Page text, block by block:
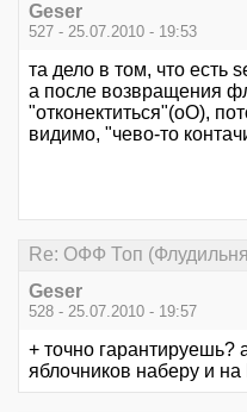
Geser
527 - 25.07.2010 - 19:53
та дело в том, что есть
а после возвращения
"отконектиться"(оО),
видимо, "чево-то
Re: ОФФ Топ
Geser
528 - 25.07.2010 - 19:57
+ точно гарантируешь?
яблочников наберу и